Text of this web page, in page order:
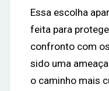
Essa escolha
feita para
confronto com
sido uma
o caminho mais